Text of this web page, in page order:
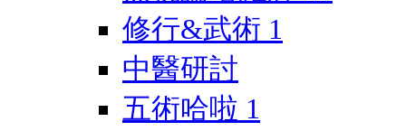
修行&武術 1
中醫研討
五術哈啦 1